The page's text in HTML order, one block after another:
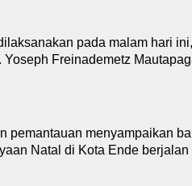
pada malam hari
Freinademetz
pemantauan menyampaikan
Natal di Kota Ende berjalan